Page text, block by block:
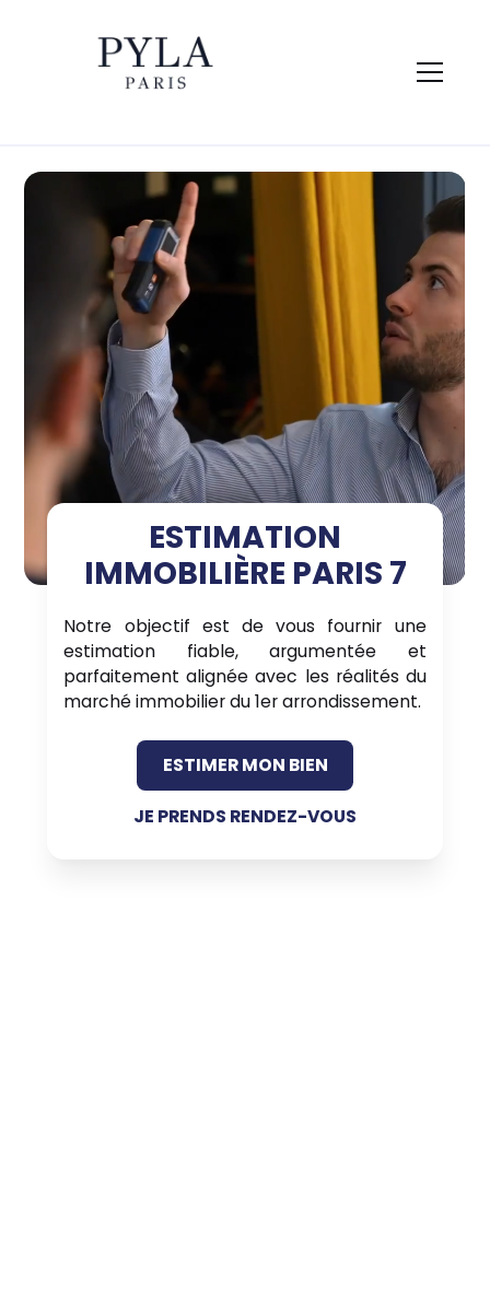
ESTIMATION
IMMOBILIÈRE PARIS 7
Notre objectif est de vous fournir une
estimation fiable, argumentée et
parfaitement alignée avec les réalités du
marché immobilier du 1er arrondissement.
ESTIMER MON BIEN
JE PRENDS RENDEZ-VOUS